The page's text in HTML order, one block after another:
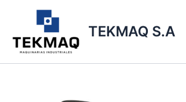
contenido
TEKMAQ S.A